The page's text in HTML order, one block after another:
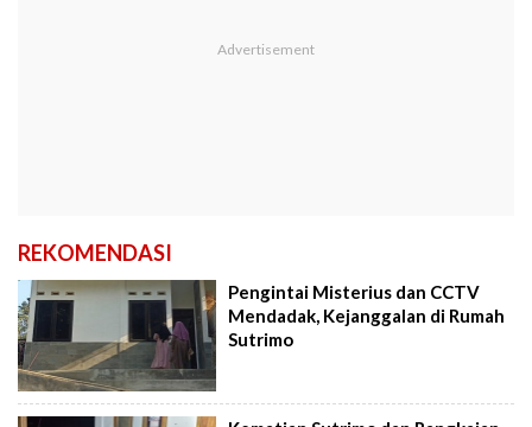
REKOMENDASI
Pengintai Misterius dan CCTV
Mendadak, Kejanggalan di Rumah
Sutrimo